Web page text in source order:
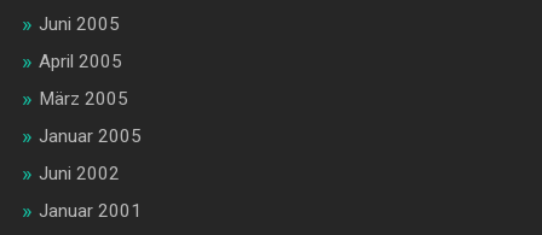
Juni 2005
April 2005
März 2005
Januar 2005
Juni 2002
Januar 2001